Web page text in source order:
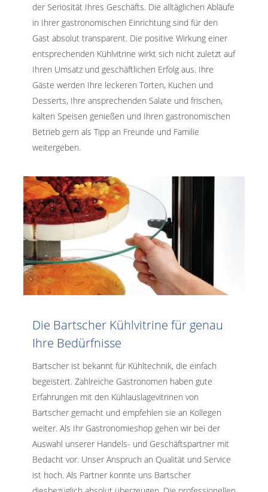
der Seriosität Ihres Geschäfts. Die alltäglichen Abläufe
in Ihrer gastronomischen Einrichtung sind für den
Gast absolut transparent. Die positive Wirkung einer
entsprechenden Kühlvitrine wirkt sich nicht zuletzt auf
Ihren Umsatz und geschäftlichen Erfolg aus. Ihre
Gäste werden Ihre leckeren Torten, Kuchen und
Desserts, Ihre ansprechenden Salate und frischen,
kalten Speisen genießen und Ihren gastronomischen
Betrieb gern als Tipp an Freunde und Familie
weitergeben.
Die Bartscher Kühlvitrine für genau
Ihre Bedürfnisse
Bartscher ist bekannt für Kühltechnik, die einfach
begeistert. Zahlreiche Gastronomen haben gute
Erfahrungen mit den Kühlauslagevitrinen von
Bartscher gemacht und empfehlen sie an Kollegen
weiter. Als Ihr Gastronomieshop gehen wir bei der
Auswahl unserer Handels- und Geschäftspartner mit
Bedacht vor. Unser Anspruch an Qualität und Service
ist hoch. Als Partner konnte uns Bartscher